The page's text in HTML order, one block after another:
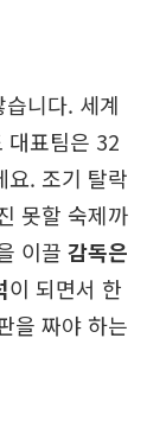
니다. 세계
대표팀은 32
요. 조기 탈락
못할 숙제까
이끌 감독은
이 되면서 한
을 짜야 하는